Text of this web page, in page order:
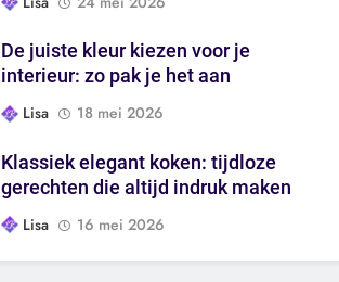
De juiste kleur kiezen voor je
interieur: zo pak je het aan
Lisa
18 mei 2026
Klassiek elegant koken: tijdloze
gerechten die altijd indruk maken
Lisa
16 mei 2026
gerechten die altijd indruk maken
INTERIEURSTIJLEN
Frisse lucht thuis: zo verbeter je de
ventilatie in je woning
PRAKTISCH WONEN
Badkamertrends 2025: dit zijn de